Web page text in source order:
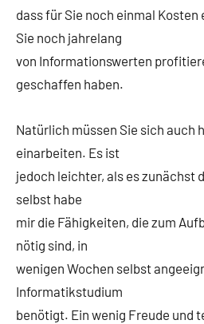
dass für Sie noch einmal
Sie noch jahrelang
von Informationswerten
geschaffen haben.
Natürlich müssen Sie sich auch
einarbeiten. Es ist
jedoch leichter, als es zunächst
selbst habe
mir die Fähigkeiten, die zum
nötig sind, in
wenigen Wochen selbst
Informatikstudium
benötigt. Ein wenig Freude und